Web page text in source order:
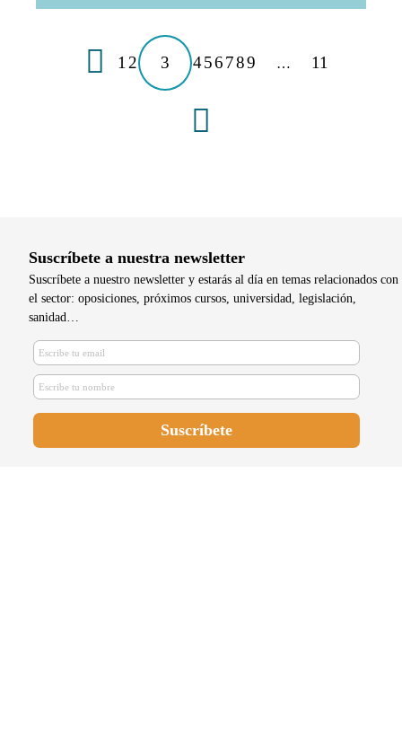
12 3 456789 … 11
Suscríbete a nuestra newsletter
Suscríbete a nuestro newsletter y estarás al día en temas relacionados con
el sector: oposiciones, próximos cursos, universidad, legislación,
sanidad…